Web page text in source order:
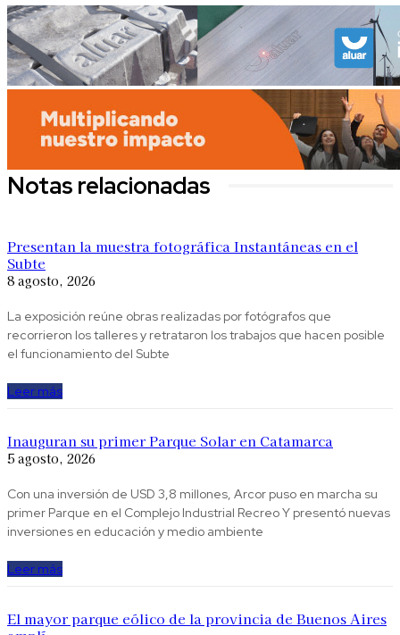
Notas relacionadas
Presentan la muestra fotográfica Instantáneas en el
Subte
8 agosto, 2026
La exposición reúne obras realizadas por fotógrafos que
recorrieron los talleres y retrataron los trabajos que hacen posible
el funcionamiento del Subte
Leer más
Inauguran su primer Parque Solar en Catamarca
5 agosto, 2026
Con una inversión de USD 3,8 millones, Arcor puso en marcha su
primer Parque en el Complejo Industrial Recreo Y presentó nuevas
inversiones en educación y medio ambiente
Leer más
El mayor parque eólico de la provincia de Buenos Aires